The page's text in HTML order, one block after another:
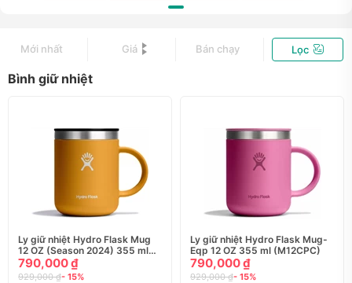
Mới nhất Giá Bán chạy Lọc
Bình giữ nhiệt
Ly giữ nhiệt Hydro Flask Mug
12 OZ (Season 2024) 355 ml
(M12CP)
790,000 ₫
929,000 ₫- 15%
Ly giữ nhiệt Hydro Flask Mug-
Eqp 12 OZ 355 ml (M12CPC)
790,000 ₫
929,000 ₫- 15%